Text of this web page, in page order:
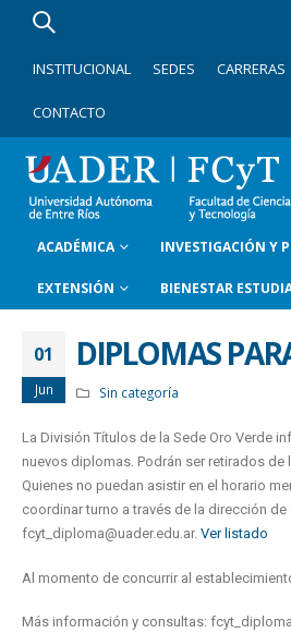
INSTITUCIONAL SEDES CARRERAS
CONTACTO
ACADÉMICA INVESTIGACIÓN Y
EXTENSIÓN BIENESTAR
01
Jun
DIPLOMAS
Sin categoría
La División Títulos de la Sede Oro Verde
nuevos diplomas. Podrán ser retirados de
Quienes no puedan asistir en el horario
coordinar turno a través de la dirección
fcyt_diploma@uader.edu.ar. Ver listado
Al momento de concurrir al
Más información y consultas: